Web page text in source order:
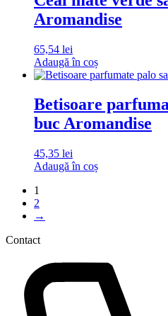
Aromandise
65,54 lei
Adaugă în coș
Betisoare
buc Aromandise
45,35 lei
Adaugă în coș
1
2
→
Contact